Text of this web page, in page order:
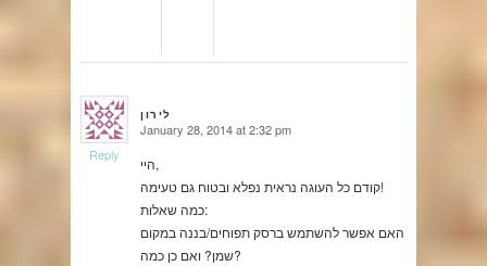
לירון
says: January 28, 2014 at 2:32 pm
היי,
קודם כל העוגה נראית נפלא ובטוח גם טעימה!
כמה שאלות:
האם אפשר להשתמש ברסק תפוחים/בננה במקום
שמן? ואם כן כמה?
Reply